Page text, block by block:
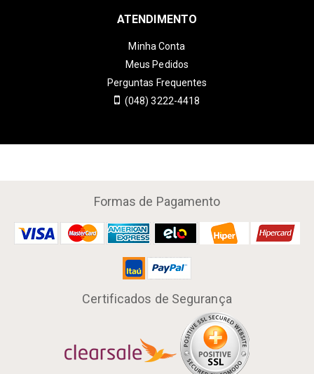
ATENDIMENTO
Minha Conta
Meus Pedidos
Perguntas Frequentes
(048) 3222-4418
Formas de Pagamento
Certificados de Segurança